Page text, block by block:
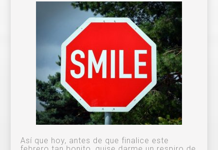
Así que hoy, antes de que finalice este